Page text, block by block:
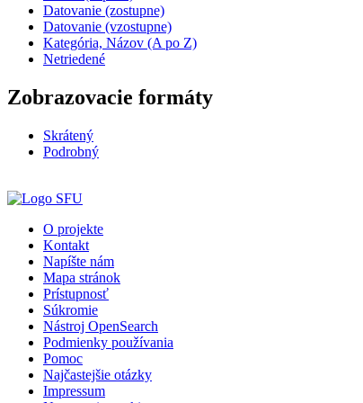
Datovanie (zostupne)
Datovanie (vzostupne)
Kategória, Názov (A po Z)
Netriedené
Zobrazovacie formáty
Skrátený
Podrobný
O projekte
Kontakt
Napíšte nám
Mapa stránok
Prístupnosť
Súkromie
Nástroj OpenSearch
Podmienky používania
Pomoc
Najčastejšie otázky
Impressum